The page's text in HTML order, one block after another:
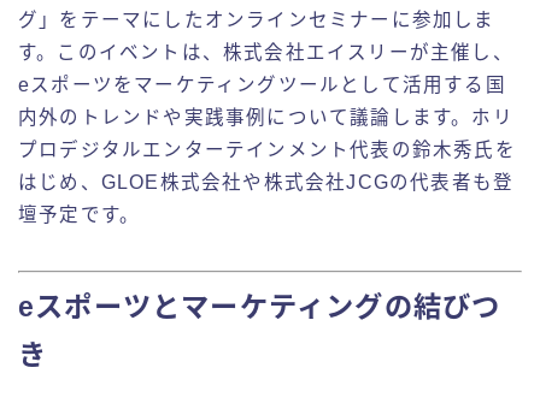
グ」をテーマにしたオンラインセミナーに参加しま
す。このイベントは、株式会社エイスリーが主催し、
eスポーツをマーケティングツールとして活用する国
内外のトレンドや実践事例について議論します。ホリ
プロデジタルエンターテインメント代表の鈴木秀氏を
はじめ、GLOE株式会社や株式会社JCGの代表者も登
壇予定です。
eスポーツとマーケティングの結びつ
き